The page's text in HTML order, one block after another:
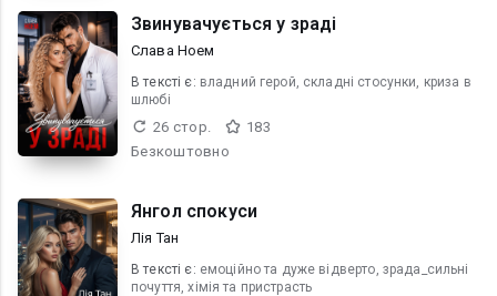
Звинувачується у зраді
Слава Ноем
В текcті є: владний герой, складні стосунки, криза в
шлюбі
26 стор.
183
Безкоштовно
Янгол спокуси
Лія Тан
В текcті є: емоційно та дуже відверто, зрада_сильні
почуття, хімія та пристрасть